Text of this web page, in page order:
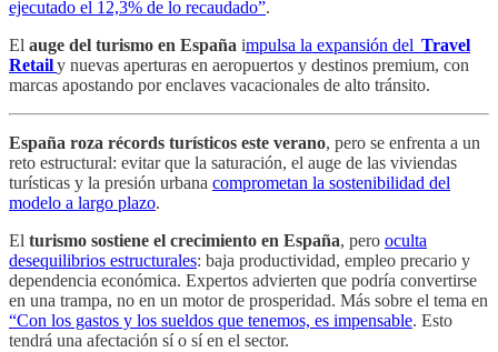
ejecutado el 12,3% de lo recaudado”.
El auge del turismo en España impulsa la expansión del Travel
Retaily nuevas aperturas en aeropuertos y destinos premium, con
marcas apostando por enclaves vacacionales de alto tránsito.
España roza récords turísticos este verano, pero se enfrenta a un
reto estructural: evitar que la saturación, el auge de las viviendas
turísticas y la presión urbana comprometan la sostenibilidad del
modelo a largo plazo.
El turismo sostiene el crecimiento en España, pero oculta
desequilibrios estructurales: baja productividad, empleo precario y
dependencia económica. Expertos advierten que podría convertirse
en una trampa, no en un motor de prosperidad. Más sobre el tema en
“Con los gastos y los sueldos que tenemos, es impensable. Esto
tendrá una afectación sí o sí en el sector.